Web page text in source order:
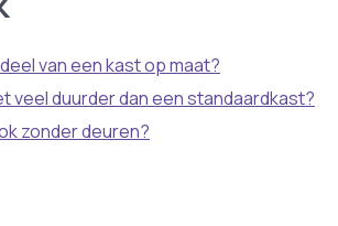
van een kast op maat?
veel duurder dan een standaardkast?
zonder deuren?